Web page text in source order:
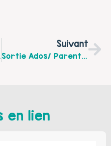
Mars 2015
Suivant
Sortie Ados/ Parents Spectacle Humoristique "Ados" Samedi 28 Mars 2015 À Paris
en lien